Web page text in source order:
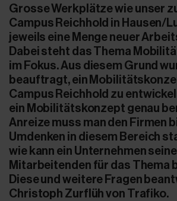
Grosse Werkplätze wie unser
Campus Reichhold in Hausen/
jeweils eine Menge neuer
Dabei steht das Thema
im Fokus. Aus diesem Grund
beauftragt, ein
Campus Reichhold zu
ein Mobilitätskonzept genau
Anreize muss man den Firmen
Umdenken in diesem Bereich
wie kann ein Unternehmen seine
Mitarbeitenden für das Thema
Diese und weitere Fragen
Christoph Zurflüh von Trafiko.